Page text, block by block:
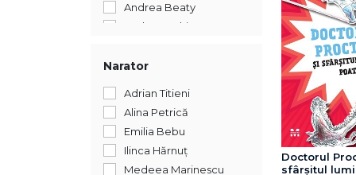
Andrea Beaty
Andreea Chiru-Maga
Andreea Lițescu
Antoon Krings
Narator
Adrian Titieni
Alina Petrică
Emilia Bebu
Ilinca Hărnuț
Medeea Marinescu
Doctorul
sfârșitul